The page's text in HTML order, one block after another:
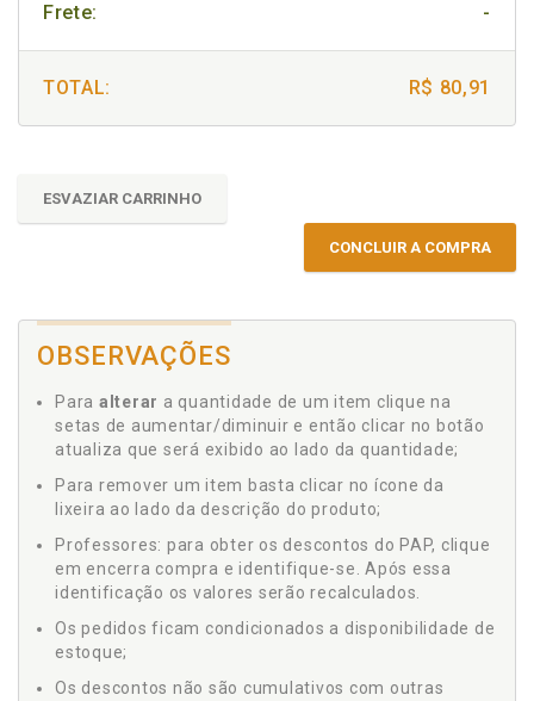
Frete: -
TOTAL: R$ 80,91
ESVAZIAR CARRINHO
CONCLUIR A COMPRA
OBSERVAÇÕES
Para alterar a quantidade de um item clique na
setas de aumentar/diminuir e então clicar no botão
atualiza que será exibido ao lado da quantidade;
Para remover um item basta clicar no ícone da
lixeira ao lado da descrição do produto;
Professores: para obter os descontos do PAP, clique
em encerra compra e identifique-se. Após essa
identificação os valores serão recalculados.
Os pedidos ficam condicionados a disponibilidade de
estoque;
Os descontos não são cumulativos com outras